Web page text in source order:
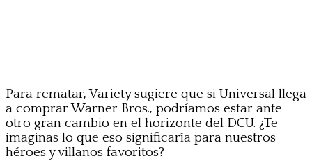
Para rematar, Variety sugiere que si Universal llega
a comprar Warner Bros., podríamos estar ante
otro gran cambio en el horizonte del DCU. ¿Te
imaginas lo que eso significaría para nuestros
héroes y villanos favoritos?